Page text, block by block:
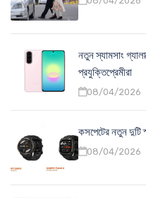
নতুন স্যামসাং
প্রযুক্তিপ্রেমীরা
08/04/2026
কসপেটের নতুন দুটি
08/04/2026